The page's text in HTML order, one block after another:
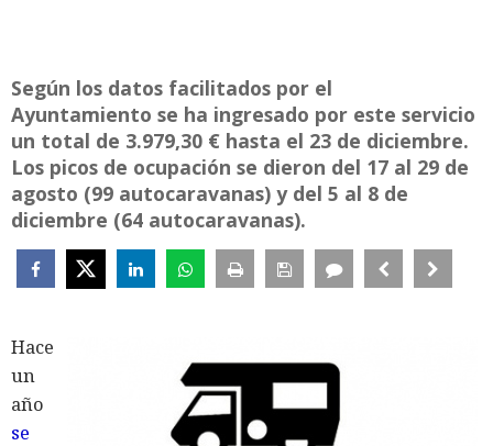
Según los datos facilitados por el
Ayuntamiento se ha ingresado por este servicio
un total de 3.979,30 € hasta el 23 de diciembre.
Los picos de ocupación se dieron del 17 al 29 de
agosto (99 autocaravanas) y del 5 al 8 de
diciembre (64 autocaravanas).
Hace
un
año
se